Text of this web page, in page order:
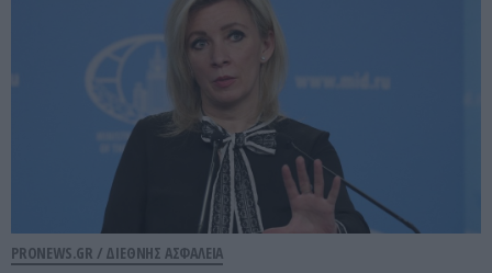
PRONEWS.GR / ΔΙΕΘΝΗΣ ΑΣΦΑΛΕΙΑ